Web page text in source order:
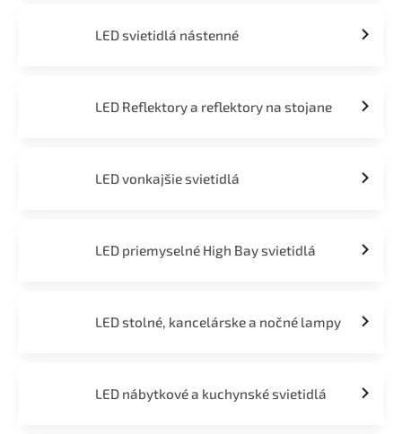
LED svietidlá nástenné
LED Reflektory a reflektory na stojane
LED vonkajšie svietidlá
LED priemyselné High Bay svietidlá
LED stolné, kancelárske a nočné lampy
LED nábytkové a kuchynské svietidlá